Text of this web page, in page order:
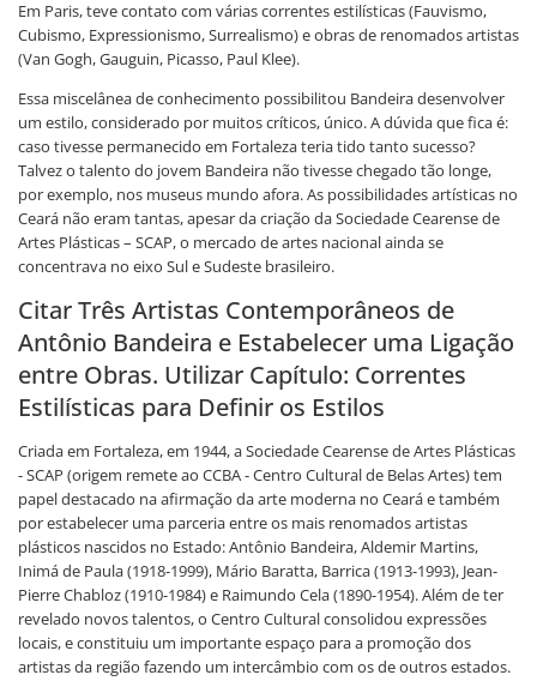
Em Paris, teve contato com várias correntes estilísticas (Fauvismo,
Cubismo, Expressionismo, Surrealismo) e obras de renomados artistas
(Van Gogh, Gauguin, Picasso, Paul Klee).
Essa miscelânea de conhecimento possibilitou Bandeira desenvolver
um estilo, considerado por muitos críticos, único. A dúvida que fica é:
caso tivesse permanecido em Fortaleza teria tido tanto sucesso?
Talvez o talento do jovem Bandeira não tivesse chegado tão longe,
por exemplo, nos museus mundo afora. As possibilidades artísticas no
Ceará não eram tantas, apesar da criação da Sociedade Cearense de
Artes Plásticas – SCAP, o mercado de artes nacional ainda se
concentrava no eixo Sul e Sudeste brasileiro.
Citar Três Artistas Contemporâneos de
Antônio Bandeira e Estabelecer uma Ligação
entre Obras. Utilizar Capítulo: Correntes
Estilísticas para Definir os Estilos
Criada em Fortaleza, em 1944, a Sociedade Cearense de Artes Plásticas
- SCAP (origem remete ao CCBA - Centro Cultural de Belas Artes) tem
papel destacado na afirmação da arte moderna no Ceará e também
por estabelecer uma parceria entre os mais renomados artistas
plásticos nascidos no Estado: Antônio Bandeira, Aldemir Martins,
Inimá de Paula (1918-1999), Mário Baratta, Barrica (1913-1993), Jean-
Pierre Chabloz (1910-1984) e Raimundo Cela (1890-1954). Além de ter
revelado novos talentos, o Centro Cultural consolidou expressões
locais, e constituiu um importante espaço para a promoção dos
artistas da região fazendo um intercâmbio com os de outros estados.